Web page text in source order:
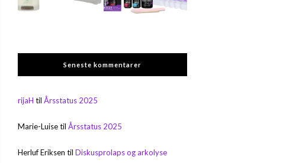
Seneste kommentarer
rijaH tilÅrsstatus 2025
Marie-LuisetilÅrsstatus 2025
Herluf Eriksen tilDiskusprolaps og arkolyse